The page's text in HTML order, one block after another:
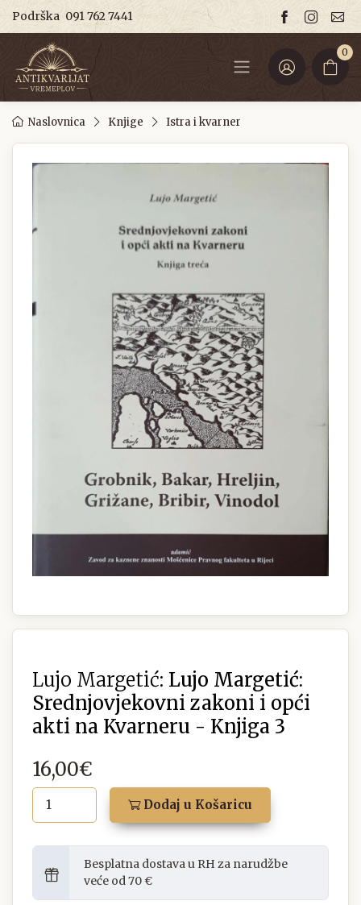
Podrška 091 762 7441
0
Naslovnica Knjige Istra i kvarner
Lujo Margetić: Lujo Margetić:
Srednjovjekovni zakoni i opći
akti na Kvarneru - Knjiga 3
16,00€
Dodaj u Košaricu
Besplatna dostava u RH za narudžbe
veće od 70 €